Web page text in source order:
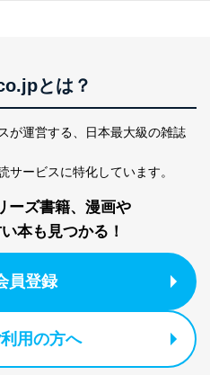
とは？
が運営する、
日本最大級の雑誌
サービスに特化しています。
ーズ書籍、漫画や
本も見つかる！
員登録
用の方へ